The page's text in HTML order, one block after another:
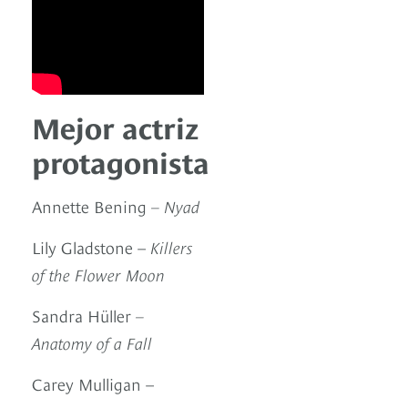
Mejor actriz
protagonista
Annette Bening – Nyad
Lily Gladstone – Killers
of the Flower Moon
Sandra Hüller –
Anatomy of a Fall
Carey Mulligan –